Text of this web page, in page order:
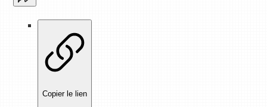
Copier le lien